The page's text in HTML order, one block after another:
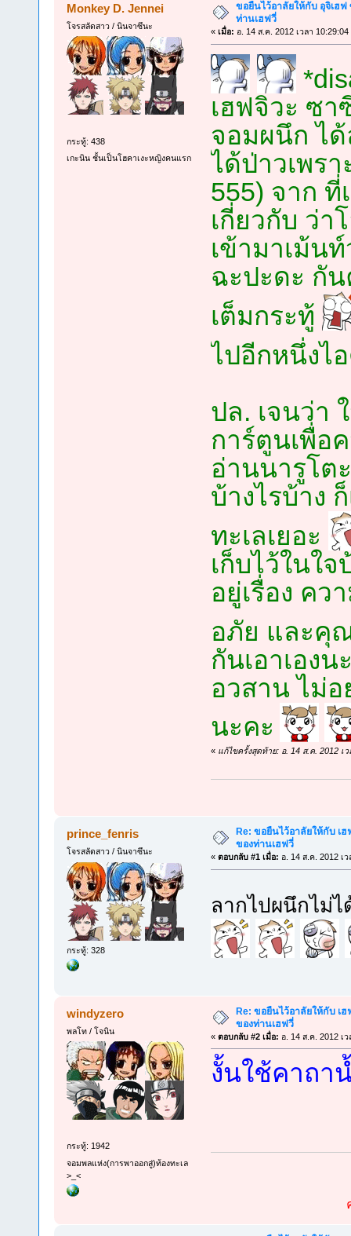
Monkey D. Jennei
โจรสลัดสาว / นินจาซึนะ
กระทู้: 438
เกะนิน ชั้นเป็นโฮคาเงะหญิงคนแรก
ขอยืนไว้อาลัยให้กับ อุจิเฮฟ
ท่านเฮฟวี่
« เมื่อ: อ. 14 ส.ค. 2012 เวลา 10:29:04
เฮฟจิวะ ซา
จอมผนึก ไ
ได้ป่าวเพร
555) จาก
เกี่ยวกับ ว่า
เข้ามาเม้น
ฉะปะดะ กั
เต็มกระทู้
ไปอีกหนึ่งไ
ปล. เจนว่า
การ์ตูนเพื่อ
อ่านนารูโต
บ้างไรบ้าง
ทะเลเยอะ
เก็บไว้ในใ
อยู่เรื่อง คว
อภัย และคุ
กันเอาเอง
อวสาน ไม่
นะคะ
« แก้ไขครั้งสุดท้าย: อ. 14 ส.ค. 2012 เ
prince_fenris
โจรสลัดสาว / นินจาซึนะ
กระทู้: 328
Re: ขอยืนไว้อาลัยให้กับ เ
ของท่านเฮฟวี่
« ตอบกลับ #1 เมื่อ: อ. 14 ส.ค. 2012 เ
ลากไปผนึกไม่
windyzero
พลโท / โจนิน
กระทู้: 1942
จอมพลแห่ง(การพาออกสู่)ท้องทะเล
>_<
Re: ขอยืนไว้อาลัยให้กับ เฮ
ของท่านเฮฟวี่
« ตอบกลับ #2 เมื่อ: อ. 14 ส.ค. 2012 เ
งั้นใช้คาถา